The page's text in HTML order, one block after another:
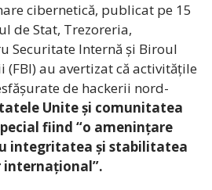
cibernetică, publicat pe 15
de Stat, Trezoreria,
Securitate Internă și Biroul
(FBI) au avertizat că activitățile
de hackerii nord-
Unite și comunitatea
fiind “o amenințare
integritatea și stabilitatea